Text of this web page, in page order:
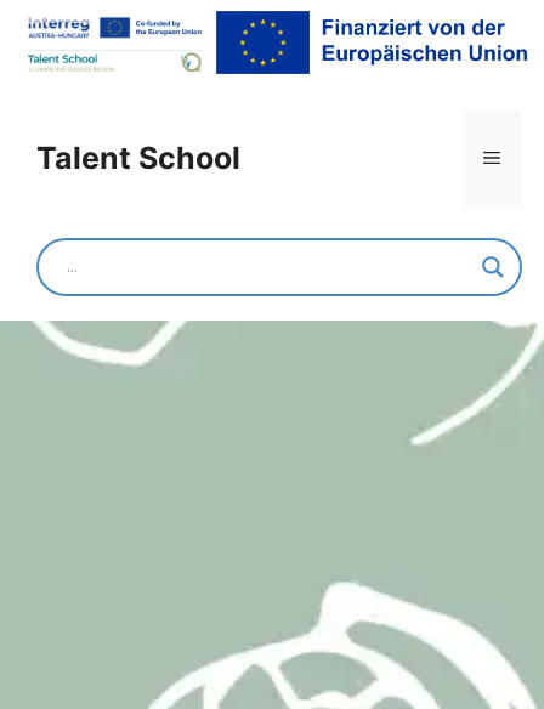
Talent School
Mittelschule Fehring